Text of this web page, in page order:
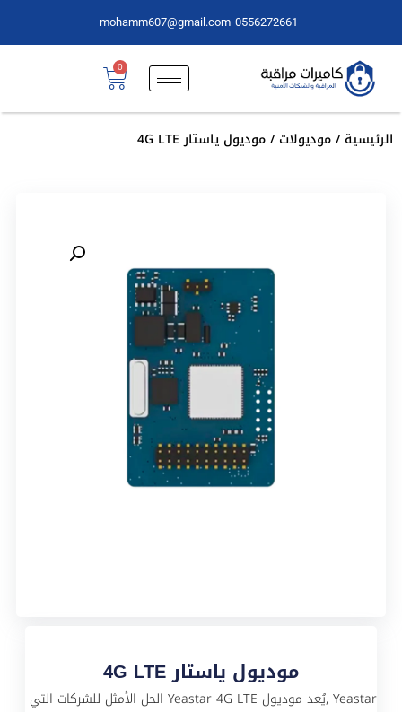
0556272661
mohamm607@gmail.com
0
الرئيسية/موديولات/ موديول ياستار 4G LTE
موديول ياستار 4G LTE
Yeastar ,يُعد موديول Yeastar 4G LTE الحل الأمثل للشركات التي